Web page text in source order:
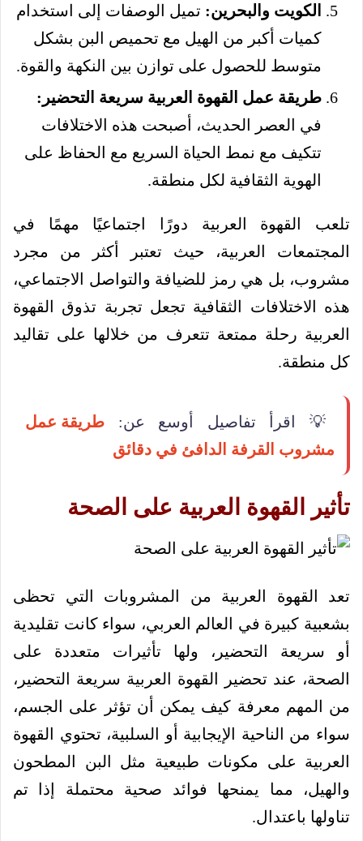
الكويت والبحرين: تميل الوصفات إلى استخدام
كميات أكبر من الهيل مع تحميص البن بشكل
متوسط للحصول على توازن بين النكهة والقوة.
طريقة عمل القهوة العربية سريعة التحضير:
في العصر الحديث، أصبحت هذه الاختلافات
تتكيف مع نمط الحياة السريع مع الحفاظ على
الهوية الثقافية لكل منطقة.
تلعب القهوة العربية دورًا اجتماعيًا مهمًا في
المجتمعات العربية، حيث تعتبر أكثر من مجرد
مشروب، بل هي رمز للضيافة والتواصل الاجتماعي،
هذه الاختلافات الثقافية تجعل تجربة تذوق القهوة
العربية رحلة ممتعة تتعرف من خلالها على تقاليد
كل منطقة.
💡 اقرأ تفاصيل أوسع عن: طريقة عمل
مشروب القرفة الدافئ في دقائق
تأثير القهوة العربية على الصحة
تعد القهوة العربية من المشروبات التي تحظى
بشعبية كبيرة في العالم العربي، سواء كانت تقليدية
أو سريعة التحضير، ولها تأثيرات متعددة على
الصحة، عند تحضير القهوة العربية سريعة التحضير،
من المهم معرفة كيف يمكن أن تؤثر على الجسم،
سواء من الناحية الإيجابية أو السلبية، تحتوي القهوة
العربية على مكونات طبيعية مثل البن المطحون
والهيل، مما يمنحها فوائد صحية محتملة إذا تم
تناولها باعتدال.